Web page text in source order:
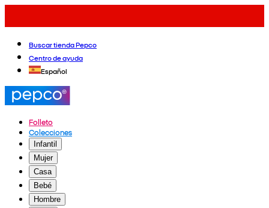
Buscar tienda Pepco
Centro de ayuda
Español
Folleto
Colecciones
Infantil
Mujer
Casa
Bebé
Hombre